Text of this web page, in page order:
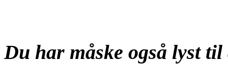
Du har måske også lyst